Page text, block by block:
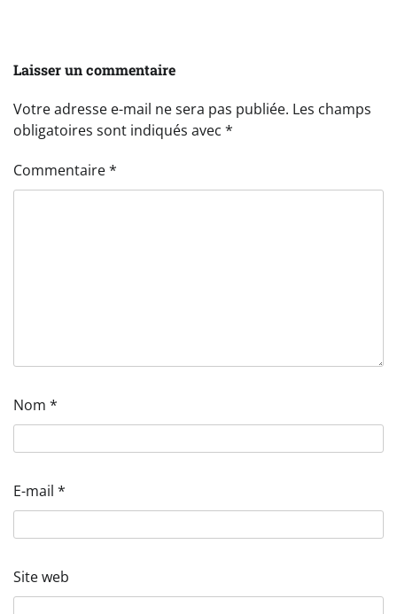
Laisser un commentaire
Votre adresse e-mail ne sera pas publiée. Les champs
obligatoires sont indiqués avec *
Commentaire*
Nom *
E-mail *
Site web